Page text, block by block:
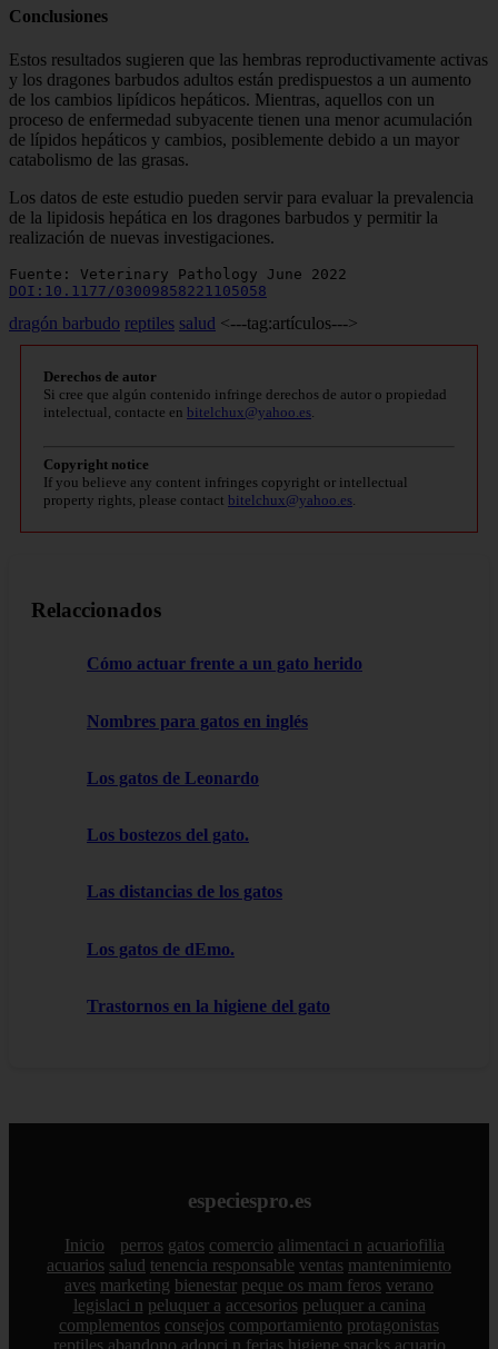
Conclusiones
Estos resultados sugieren que las hembras reproductivamente activas
y los dragones barbudos adultos están predispuestos a un aumento
de los cambios lipídicos hepáticos. Mientras, aquellos con un
proceso de enfermedad subyacente tienen una menor acumulación
de lípidos hepáticos y cambios, posiblemente debido a un mayor
catabolismo de las grasas.
Los datos de este estudio pueden servir para evaluar la prevalencia
de la lipidosis hepática en los dragones barbudos y permitir la
realización de nuevas investigaciones.
DOI:10.1177/03009858221105058
dragón barbudo reptiles salud <---tag:artículos--->
Derechos de autor
Si cree que algún contenido infringe derechos de autor o propiedad
intelectual, contacte en bitelchux@yahoo.es
Copyright notice
If you believe any content infringes copyright or intellectual
property rights, please contact bitelchux@yahoo.es
Relaccionados
Cómo actuar frente a un gato herido
Nombres para gatos en inglés
Los gatos de Leonardo
Los bostezos del gato.
Las distancias de los gatos
Los gatos de dEmo.
Trastornos en la higiene del gato
especiespro.es
Inicio perros gatos comercio alimentaci n acuariofilia
acuarios salud tenencia responsable ventas mantenimiento
aves marketing bienestar peque os mam feros verano
legislaci n peluquer a accesorios peluquer a canina
complementos consejos comportamiento protagonistas
reptiles abandono adopci n ferias higiene snacks acuario